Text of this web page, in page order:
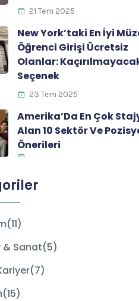
21 Tem 2025
New York’taki En İyi
Öğrenci Girişi Ücretsiz
Olanlar:
Seçenek
23 Tem 2025
Amerika’Da En Çok
Alan 10 Sektör Ve
Önerileri
& Sanat(5)